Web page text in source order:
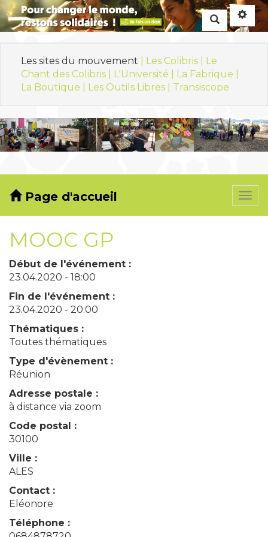
Rechercher
Les sites du mouvement | Les Colibris | Le
Chant des Colibris | L'Université | La Fabrique |
La Boutique | Les Outils Libres | Transiscope
Page d'accueil
MOOC GP
Début de l'événement :
23.04.2020 - 18:00
Fin de l'événement :
23.04.2020 - 20:00
Thématiques :
Toutes thématiques
Type d'évènement :
Réunion
Adresse postale :
à distance via zoom
Code postal :
30100
Ville :
ALES
Contact :
Eléonore
Téléphone :